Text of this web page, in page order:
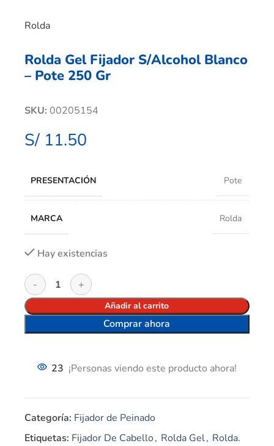
Rolda
Rolda Gel Fijador S/Alcohol Blanco
– Pote 250 Gr
SKU: 00205154
S/ 11.50
PRESENTACIÓN Pote
MARCA Rolda
Hay existencias
Añadir al carrito
Comprar ahora
23 ¡Personas viendo este producto ahora!
Categoría: Fijador de Peinado
Etiquetas: Fijador De Cabello, Rolda Gel, Rolda.